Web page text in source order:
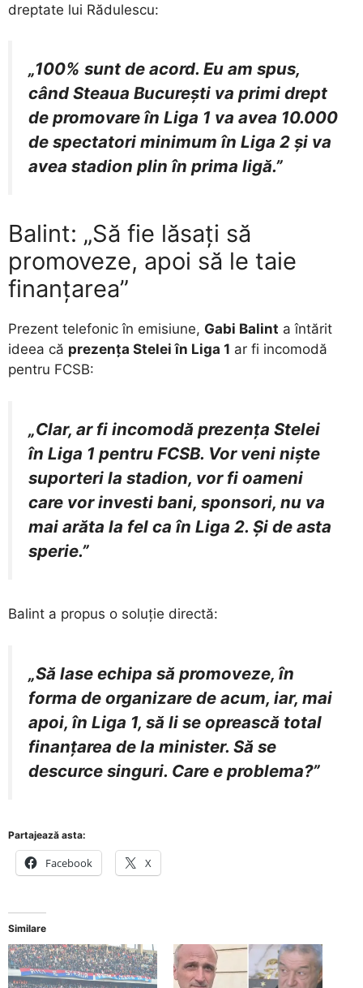
dreptate lui Rădulescu:
„100% sunt de acord. Eu am spus,
când Steaua București va primi drept
de promovare în Liga 1 va avea 10.000
de spectatori minimum în Liga 2 și va
avea stadion plin în prima ligă.”
Balint: „Să fie lăsați să
promoveze, apoi să le taie
finanțarea”
Prezent telefonic în emisiune, Gabi Balint a întărit
ideea că prezența Stelei în Liga 1 ar fi incomodă
pentru FCSB:
„Clar, ar fi incomodă prezența Stelei
în Liga 1 pentru FCSB. Vor veni niște
suporteri la stadion, vor fi oameni
care vor investi bani, sponsori, nu va
mai arăta la fel ca în Liga 2. Și de asta
sperie.”
Balint a propus o soluție directă:
„Să lase echipa să promoveze, în
forma de organizare de acum, iar, mai
apoi, în Liga 1, să li se oprească total
finanțarea de la minister. Să se
descurce singuri. Care e problema?”
Partajează asta:
Facebook X
Similare